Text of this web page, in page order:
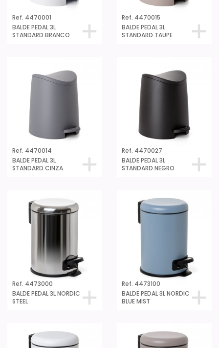
Ref. 4470001
BALDE PEDAL 3L
STANDARD BRANCO
Ref. 4470015
BALDE PEDAL 3L
STANDARD TAUPE
Ref. 4470014
BALDE PEDAL 3L
STANDARD CINZA
Ref. 4470027
BALDE PEDAL 3L
STANDARD NEGRO
Ref. 4473000
BALDE PEDAL 3L NORDIC
STEEL
Ref. 4473100
BALDE PEDAL 3L NORDIC
BLUE MIST